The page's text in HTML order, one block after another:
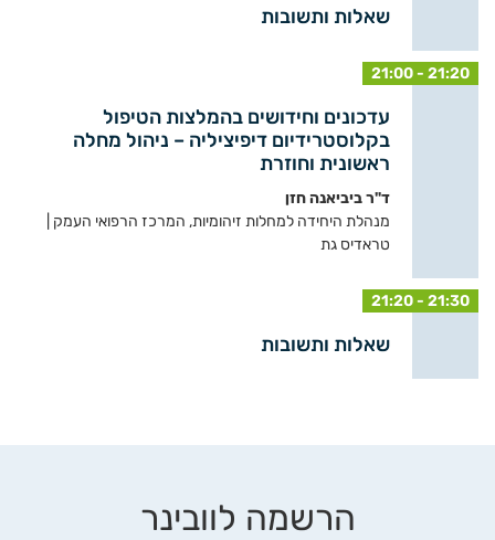
שאלות ותשובות
21:00 - 21:20
עדכונים וחידושים בהמלצות הטיפול
בקלוסטרידיום דיפיציליה – ניהול מחלה
ראשונית וחוזרת
ד"ר ביביאנה חזן
מנהלת היחידה למחלות זיהומיות, המרכז הרפואי העמק |
טראדיס גת
21:20 - 21:30
שאלות ותשובות
הרשמה לוובינר